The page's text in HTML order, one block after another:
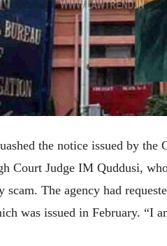
the notice issued by the
Court Judge IM Quddusi,
scam. The agency had
was issued in February. “I